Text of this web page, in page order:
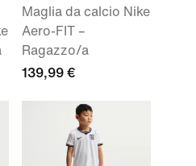
Maglia da calcio Nike
Aero-FIT –
Ragazzo/a
139,99 €